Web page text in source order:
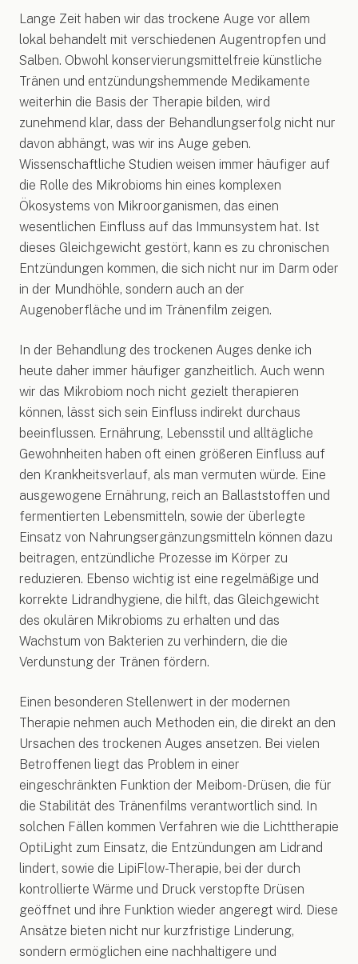
Lange Zeit haben wir das trockene Auge vor allem
lokal behandelt mit verschiedenen Augentropfen und
Salben. Obwohl konservierungsmittelfreie künstliche
Tränen und entzündungshemmende Medikamente
weiterhin die Basis der Therapie bilden, wird
zunehmend klar, dass der Behandlungserfolg nicht nur
davon abhängt, was wir ins Auge geben.
Wissenschaftliche Studien weisen immer häufiger auf
die Rolle des Mikrobioms hin eines komplexen
Ökosystems von Mikroorganismen, das einen
wesentlichen Einfluss auf das Immunsystem hat. Ist
dieses Gleichgewicht gestört, kann es zu chronischen
Entzündungen kommen, die sich nicht nur im Darm oder
in der Mundhöhle, sondern auch an der
Augenoberfläche und im Tränenfilm zeigen.
In der Behandlung des trockenen Auges denke ich
heute daher immer häufiger ganzheitlich. Auch wenn
wir das Mikrobiom noch nicht gezielt therapieren
können, lässt sich sein Einfluss indirekt durchaus
beeinflussen. Ernährung, Lebensstil und alltägliche
Gewohnheiten haben oft einen größeren Einfluss auf
den Krankheitsverlauf, als man vermuten würde. Eine
ausgewogene Ernährung, reich an Ballaststoffen und
fermentierten Lebensmitteln, sowie der überlegte
Einsatz von Nahrungsergänzungsmitteln können dazu
beitragen, entzündliche Prozesse im Körper zu
reduzieren. Ebenso wichtig ist eine regelmäßige und
korrekte Lidrandhygiene, die hilft, das Gleichgewicht
des okulären Mikrobioms zu erhalten und das
Wachstum von Bakterien zu verhindern, die die
Verdunstung der Tränen fördern.
Einen besonderen Stellenwert in der modernen
Therapie nehmen auch Methoden ein, die direkt an den
Ursachen des trockenen Auges ansetzen. Bei vielen
Betroffenen liegt das Problem in einer
eingeschränkten Funktion der Meibom-Drüsen, die für
die Stabilität des Tränenfilms verantwortlich sind. In
solchen Fällen kommen Verfahren wie die Lichttherapie
OptiLight zum Einsatz, die Entzündungen am Lidrand
lindert, sowie die LipiFlow-Therapie, bei der durch
kontrollierte Wärme und Druck verstopfte Drüsen
geöffnet und ihre Funktion wieder angeregt wird. Diese
Ansätze bieten nicht nur kurzfristige Linderung,
sondern ermöglichen eine nachhaltigere und